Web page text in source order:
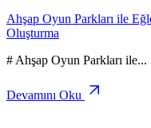
Ahşap Oyun Parkları ile
Oluşturma
# Ahşap Oyun Parkları ile...
Devamını Oku